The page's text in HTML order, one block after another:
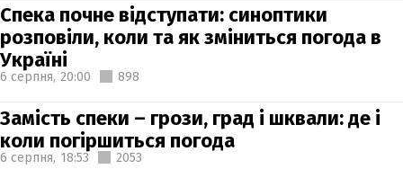
Спека почне відступати: синоптики
розповіли, коли та як зміниться погода в
Україні
6 серпня, 20:00 898
Замість спеки – грози, град і шквали: де і
коли погіршиться погода
6 серпня, 18:53 2053